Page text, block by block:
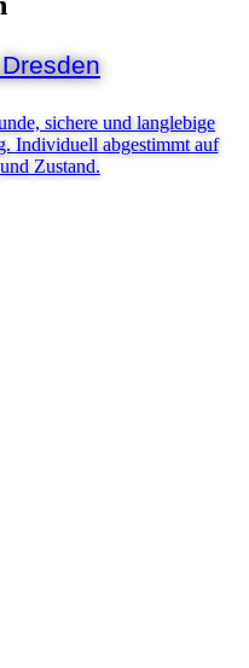
sichere und langlebige
Individuell abgestimmt auf
Zustand.